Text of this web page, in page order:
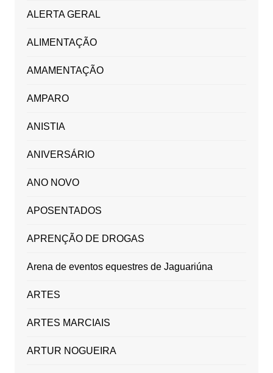
ALERTA GERAL
ALIMENTAÇÃO
AMAMENTAÇÃO
AMPARO
ANISTIA
ANIVERSÁRIO
ANO NOVO
APOSENTADOS
APRENÇÃO DE DROGAS
Arena de eventos equestres de Jaguariúna
ARTES
ARTES MARCIAIS
ARTUR NOGUEIRA